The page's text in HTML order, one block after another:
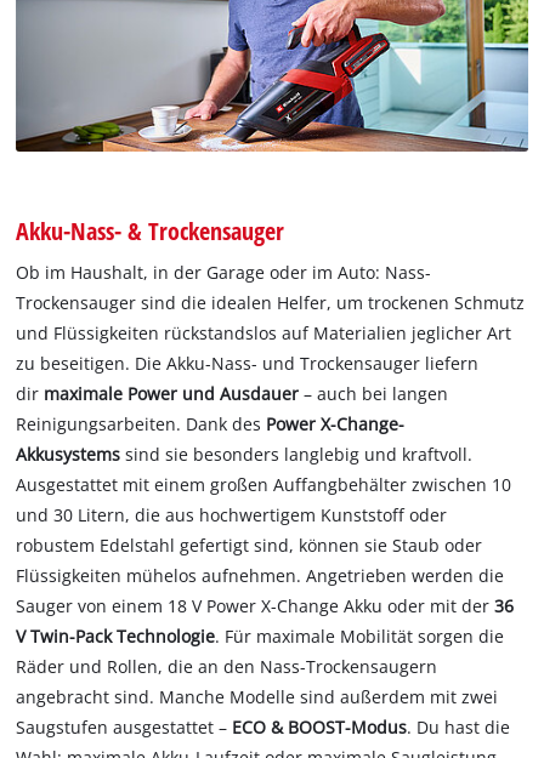
Akku-Nass- & Trockensauger
Ob im Haushalt, in der Garage oder im Auto: Nass-
Trockensauger sind die idealen Helfer, um trockenen Schmutz
und Flüssigkeiten rückstandslos auf Materialien jeglicher Art
zu beseitigen. Die Akku-Nass- und Trockensauger liefern
dir maximale Power und Ausdauer – auch bei langen
Reinigungsarbeiten. Dank des Power X-Change-
Akkusystems sind sie besonders langlebig und kraftvoll.
Ausgestattet mit einem großen Auffangbehälter zwischen 10
und 30 Litern, die aus hochwertigem Kunststoff oder
robustem Edelstahl gefertigt sind, können sie Staub oder
Flüssigkeiten mühelos aufnehmen. Angetrieben werden die
Sauger von einem 18 V Power X-Change Akku oder mit der36
V Twin-Pack Technologie. Für maximale Mobilität sorgen die
Räder und Rollen, die an den Nass-Trockensaugern
angebracht sind. Manche Modelle sind außerdem mit zwei
Saugstufen ausgestattet – ECO & BOOST-Modus. Du hast die